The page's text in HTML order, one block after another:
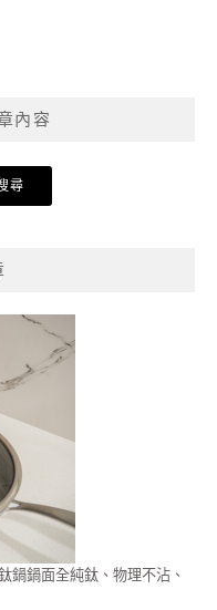
內容
鍋鍋面全純鈦、物理不沾、